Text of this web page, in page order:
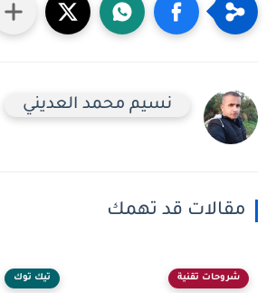
نسيم محمد العديني
مقالات قد تهمك
شروحات تقنية تيك توك